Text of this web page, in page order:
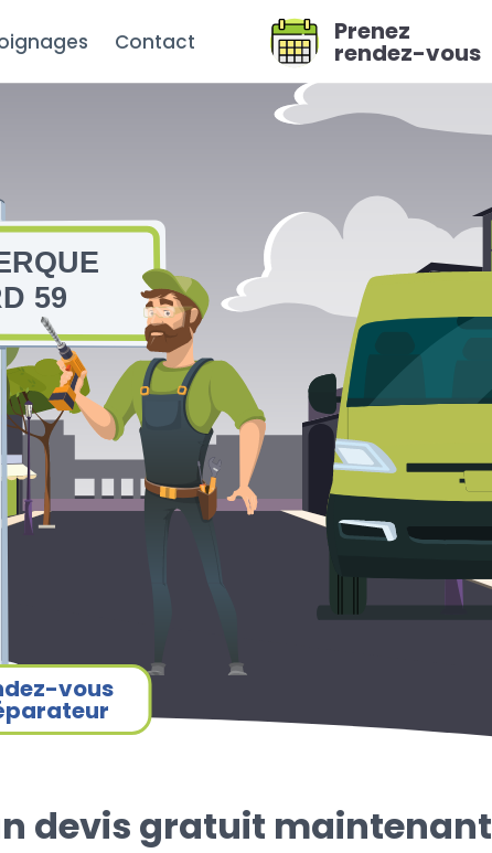
Contact Prenez
rendez-vous
59
vous
devis gratuit